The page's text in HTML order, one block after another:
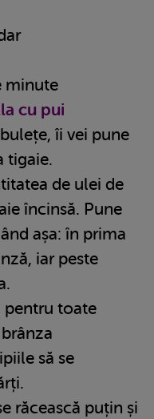
minute
cu pui
îi vei pune
tigaie.
de ulei de
încinsă. Pune
așa: în prima
iar peste
pentru toate
să se
răcească puțin și